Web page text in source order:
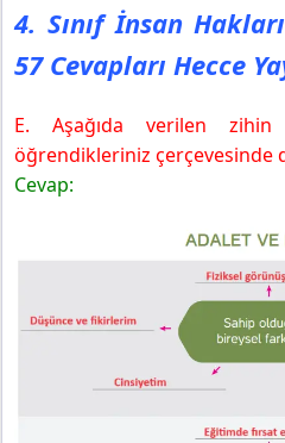
4. Sınıf İnsan
57 Cevapları Hecce
E. Aşağıda verilen
öğrendikleriniz çerçevesinde
Cevap: